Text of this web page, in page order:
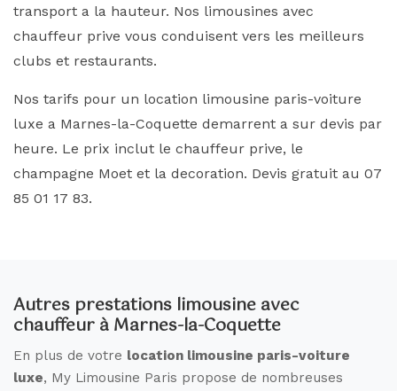
transport a la hauteur. Nos limousines avec
chauffeur prive vous conduisent vers les meilleurs
clubs et restaurants.
Nos tarifs pour un location limousine paris-voiture
luxe a Marnes-la-Coquette demarrent a sur devis par
heure. Le prix inclut le chauffeur prive, le
champagne Moet et la decoration. Devis gratuit au 07
85 01 17 83.
Autres prestations limousine avec
chauffeur à Marnes-la-Coquette
En plus de votre location limousine paris-voiture
luxe, My Limousine Paris propose de nombreuses